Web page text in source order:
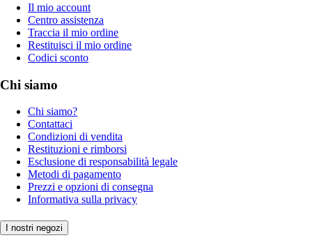
Il mio account
Centro assistenza
Traccia il mio ordine
Restituisci il mio ordine
Codici sconto
Chi siamo
Chi siamo?
Contattaci
Condizioni di vendita
Restituzioni e rimborsi
Esclusione di responsabilità legale
Metodi di pagamento
Prezzi e opzioni di consegna
Informativa sulla privacy
I nostri negozi